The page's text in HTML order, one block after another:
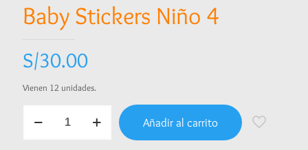
Baby Stickers Niño 4
S/30.00
Vienen 12 unidades.
Stickers
Añadir al carrito